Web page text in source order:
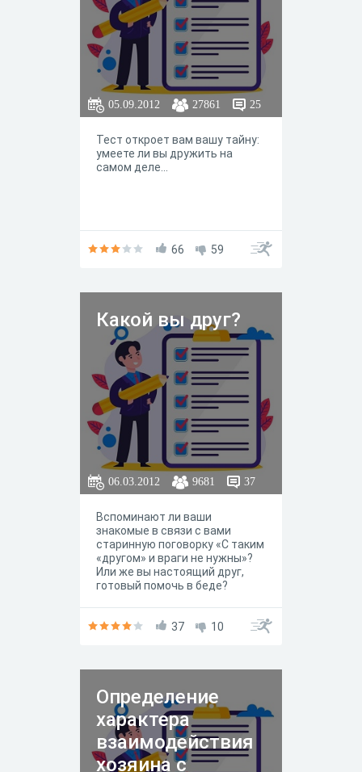
05.09.2012 27861 25
Тест откроет вам вашу тайну:
умеете ли вы дружить на
самом деле...
66 59
Какой вы друг?
06.03.2012 9681 37
Вспоминают ли ваши
знакомые в связи с вами
старинную поговорку «С таким
«другом» и враги не нужны»?
Или же вы настоящий друг,
готовый помочь в беде?
может быть, вы нашли
иную сторону по мере
Возможно, наш тест и не
сообщит вам то, что вы хотели
бы услышать. Но он может
помочь вам войти в контакт с
самим собой, если вы
осмелитесь сделать это.
37 10
Определение
характера
взаимодействия
хозяина с